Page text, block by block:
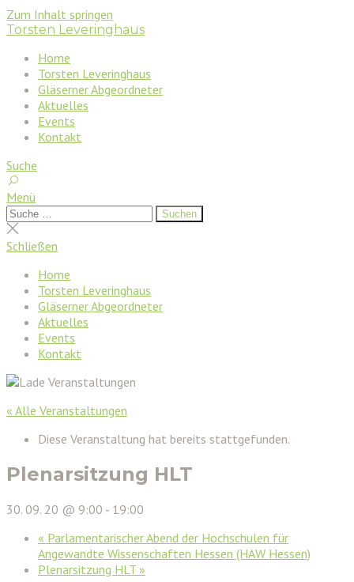
Zum Inhalt springen
Torsten Leveringhaus
Home
Torsten Leveringhaus
Gläserner Abgeordneter
Aktuelles
Events
Kontakt
Suche
Menü
Suchen
nach:
Suchen
Suche
schließen
Schließen
Home
Torsten Leveringhaus
Gläserner Abgeordneter
Aktuelles
Events
Kontakt
« Alle Veranstaltungen
Diese Veranstaltung hat bereits stattgefunden.
Plenarsitzung HLT
30. 09. 20 @ 9:00 - 19:00
« Parlamentarischer Abend der Hochschulen für
Angewandte Wissenschaften Hessen (HAW Hessen)
Plenarsitzung HLT »